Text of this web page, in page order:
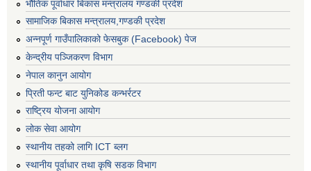
भौतिक पूर्वाधार बिकास मन्त्रालय गण्डकी प्रदेश
सामाजिक बिकास मन्त्रालय,गण्डकी प्रदेश
अन्नपूर्ण गाउँपालिकाको फेसबुक (Facebook) पेज
केन्द्रीय पञ्जिकरण विभाग
नेपाल कानुन आयोग
प्रिती फन्ट बाट युनिकोड कन्भर्रटर
राष्ट्रिय योजना आयोग
लोक सेवा आयोग
स्थानीय तहको लागि ICT ब्लग
स्थानीय पूर्वाधार तथा कृषि सडक विभाग